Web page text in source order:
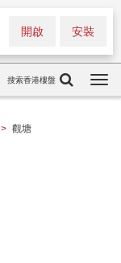
安裝
開啟
搜索香港樓盤
> 觀塘